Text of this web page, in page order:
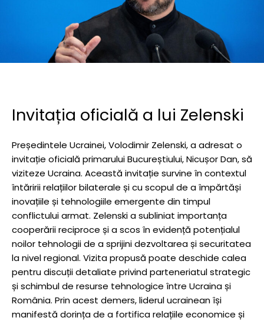
Invitația oficială a lui Zelenski
Președintele Ucrainei, Volodimir Zelenski, a adresat o
invitație oficială primarului Bucureștiului, Nicușor Dan, să
viziteze Ucraina. Această invitație survine în contextul
întăririi relațiilor bilaterale și cu scopul de a împărtăși
inovațiile și tehnologiile emergente din timpul
conflictului armat. Zelenski a subliniat importanța
cooperării reciproce și a scos în evidență potențialul
noilor tehnologii de a sprijini dezvoltarea și securitatea
la nivel regional. Vizita propusă poate deschide calea
pentru discuții detaliate privind parteneriatul strategic
și schimbul de resurse tehnologice între Ucraina și
România. Prin acest demers, liderul ucrainean își
manifestă dorința de a fortifica relațiile economice și